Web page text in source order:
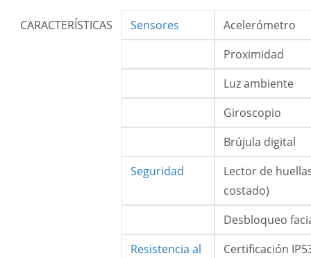
CARACTERÍSTICAS Sensores
Acelerómetro
Proximidad
Luz ambiente
Giroscopio
Brújula digital
Seguridad
Lector de
costado)
Desbloqueo
Resistencia al
Certificación